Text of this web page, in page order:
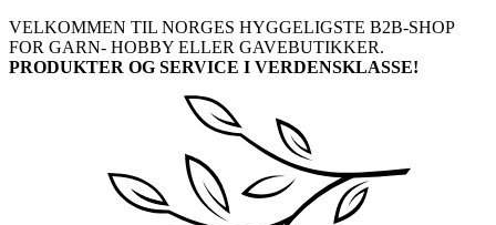
Skip
to
content
VELKOMMEN TIL NORGES HYGGELIGSTE B2B-SHOP
FOR GARN- HOBBY ELLER GAVEBUTIKKER.
PRODUKTER OG SERVICE I VERDENSKLASSE!